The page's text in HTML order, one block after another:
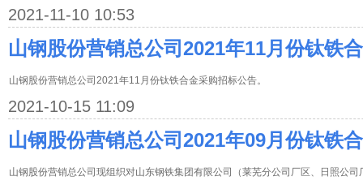
2021-11-10 10:53
山钢股份营销总公司2021年11月份钛铁
山钢股份营销总公司2021年11月份钛铁合金采购招标公告。
2021-10-15 11:09
山钢股份营销总公司2021年09月份钛铁
山钢股份营销总公司现组织对山东钢铁集团有限公司（莱芜分公司厂区、日照公